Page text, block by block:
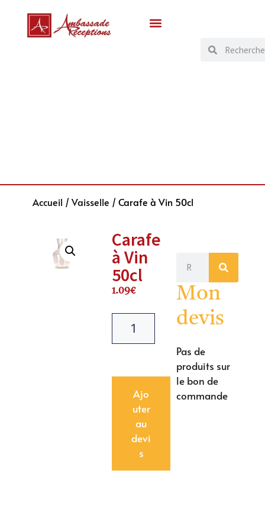
Accueil / Vaisselle / Carafe à Vin 50cl
Carafe
à Vin
50cl
1.09€
Ajo
uter
au
devi
s
Mon
devis
Pas de
produits sur
le bon de
commande